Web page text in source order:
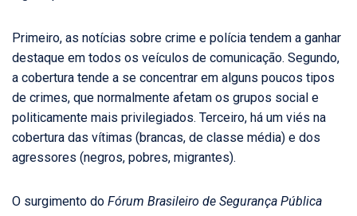
Primeiro, as notícias sobre crime e polícia tendem a ganhar
destaque em todos os veículos de comunicação. Segundo,
a cobertura tende a se concentrar em alguns poucos tipos
de crimes, que normalmente afetam os grupos social e
politicamente mais privilegiados. Terceiro, há um viés na
cobertura das vítimas (brancas, de classe média) e dos
agressores (negros, pobres, migrantes).
O surgimento do Fórum Brasileiro de Segurança Pública